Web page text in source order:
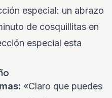
especial: un abrazo
de cosquillitas en
especial esta
«Claro que puedes